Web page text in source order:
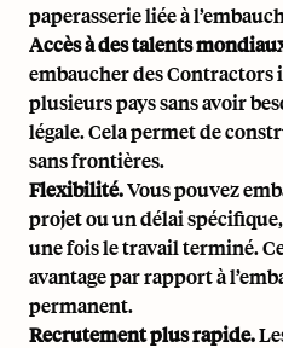
paperasserie liée à
Accès à des talents
embaucher des
plusieurs pays sans avoir
légale. Cela permet de
sans frontières.
Flexibilité.Vous pouvez
projet ou un délai
une fois le travail terminé.
avantage par rapport à
permanent.
Recrutement plus rapide.